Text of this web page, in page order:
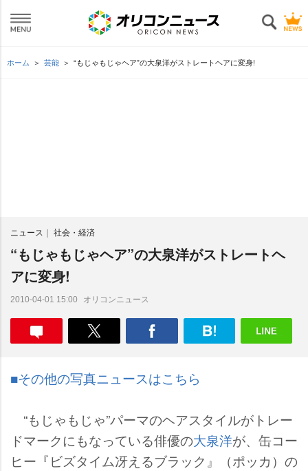
ホーム 芸能 “もじゃもじゃヘア”の大泉洋がストレートヘアに変身!
ニュース 社会・経済
“もじゃもじゃヘア”の大泉洋がストレートヘ
アに変身!
2010-04-01 15:00 オリコンニュース
■その他の写真ニュースはこちら
“もじゃもじゃ”パーマのヘアスタイルがトレー
ドマークにもなっている俳優の大泉洋が、缶コー
ヒー『ビズタイム冴えるブラック』（ポッカ）の